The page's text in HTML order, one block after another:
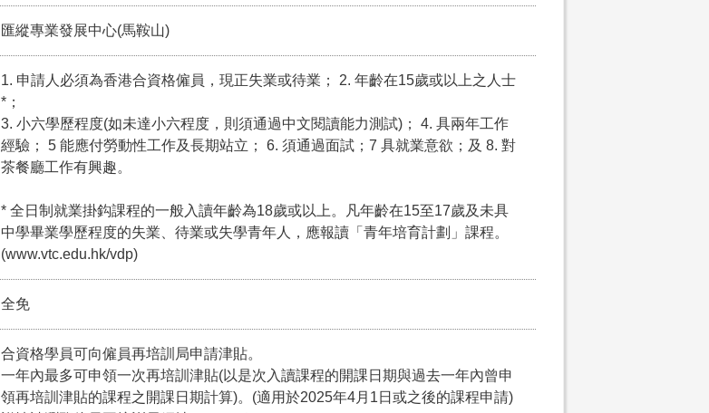
匯縱專業發展中心(馬鞍山)
1. 申請人必須為香港合資格僱員，現正失業或待業； 2. 年齡在15歲或以上之人士
*；
3. 小六學歷程度(如未達小六程度，則須通過中文閱讀能力測試)； 4. 具兩年工作
經驗； 5 能應付勞動性工作及長期站立； 6. 須通過面試；7 具就業意欲；及 8. 對
茶餐廳工作有興趣。
* 全日制就業掛鈎課程的一般入讀年齡為18歲或以上。凡年齡在15至17歲及未具
中學畢業學歷程度的失業、待業或失學青年人，應報讀「青年培育計劃」課程。
(www.vtc.edu.hk/vdp)
全免
合資格學員可向僱員再培訓局申請津貼。
一年內最多可申領一次再培訓津貼(以是次入讀課程的開課日期與過去一年內曾申
領再培訓津貼的課程之開課日期計算)。(適用於2025年4月1日或之後的課程申請)